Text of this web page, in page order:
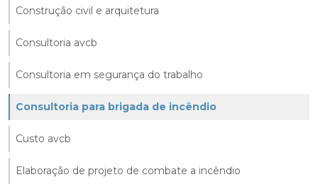
Construção civil e arquitetura
Consultoria avcb
Consultoria em segurança do trabalho
Consultoria para brigada de incêndio
Custo avcb
Elaboração de projeto de combate a incêndio